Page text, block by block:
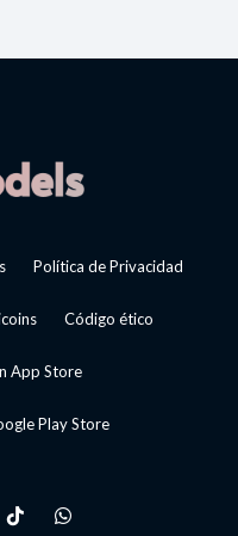
Política de Privacidad
Código ético
App Store
Play Store